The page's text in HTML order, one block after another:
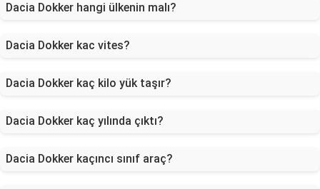
Dacia Dokker hangi ülkenin malı?
Dacia Dokker kac vites?
Dacia Dokker kaç kilo yük taşır?
Dacia Dokker kaç yılında çıktı?
Dacia Dokker kaçıncı sınıf araç?